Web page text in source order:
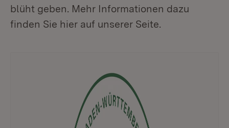
blüht geben. Mehr Informationen dazu
finden Sie hier auf unserer Seite.